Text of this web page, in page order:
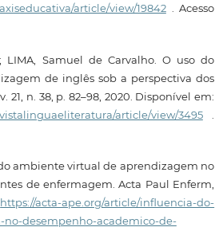
article/view/19842. Acesso
LIMA, Samuel de Carvalho. O uso do
de inglês sob a perspectiva dos
n. 38, p. 82–98, 2020. Disponível em:
article/view/3495.
ambiente virtual de aprendizagem no
de enfermagem. Acta Paul Enferm,
https://acta-ape.org/article/influencia-do-
desempenho-academico-de-